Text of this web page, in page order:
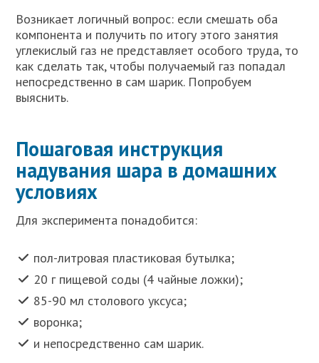
Возникает логичный вопрос: если смешать оба
компонента и получить по итогу этого занятия
углекислый газ не представляет особого труда, то
как сделать так, чтобы получаемый газ попадал
непосредственно в сам шарик. Попробуем
выяснить.
Пошаговая инструкция
надувания шара в домашних
условиях
Для эксперимента понадобится:
пол-литровая пластиковая бутылка;
20 г пищевой соды (4 чайные ложки);
85-90 мл столового уксуса;
воронка;
и непосредственно сам шарик.